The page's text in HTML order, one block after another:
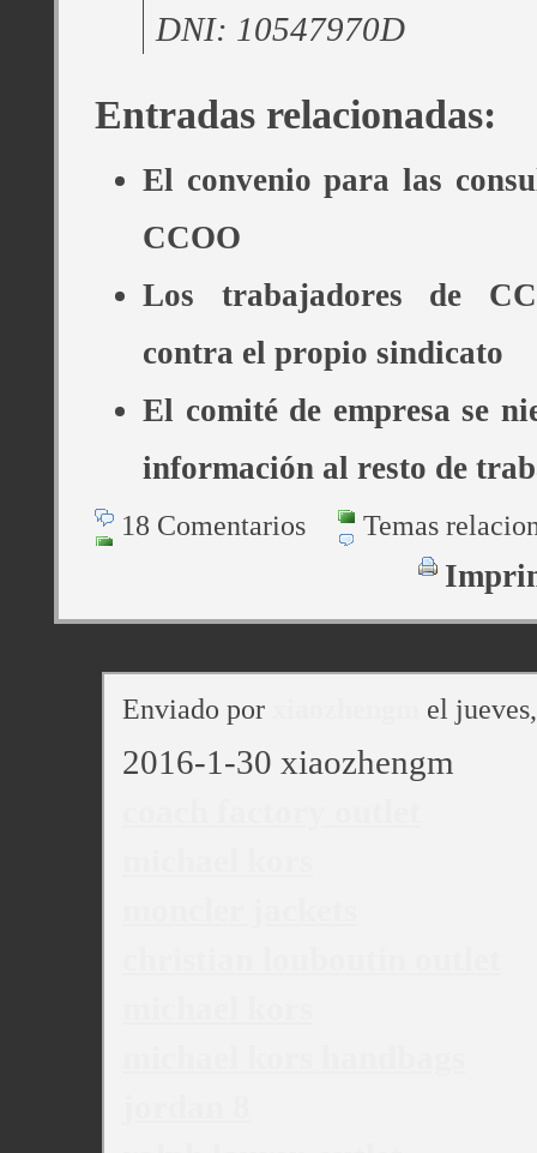
DNI: 10547970D
Entradas relacionadas:
El convenio para las
CCOO
Los trabajadores de
contra el propio sindicato
El comité de empresa se
información al resto de
18 Comentarios Temas
Enviado por el
2016-1-30 xiaozhengm